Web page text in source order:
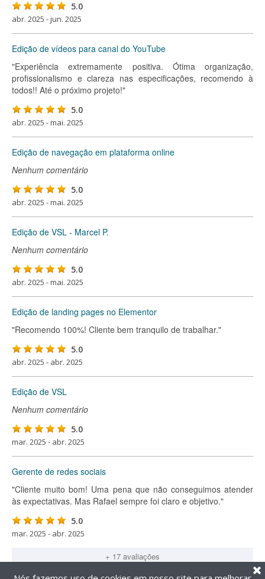
5.0
abr. 2025 - jun. 2025
Edição de vídeos para canal do YouTube
"Experiência extremamente positiva. Ótima organização,
profissionalismo e clareza nas especificações, recomendo à
todos!! Até o próximo projeto!"
5.0
abr. 2025 - mai. 2025
Edição de navegação em plataforma online
Nenhum comentário
5.0
abr. 2025 - mai. 2025
Edição de VSL - Marcel P.
Nenhum comentário
5.0
abr. 2025 - mai. 2025
Edição de landing pages no Elementor
"Recomendo 100%! Cliente bem tranquilo de trabalhar."
5.0
abr. 2025 - abr. 2025
Edição de VSL
Nenhum comentário
5.0
mar. 2025 - abr. 2025
Gerente de redes sociais
"Cliente muito bom! Uma pena que não conseguimos atender
às expectativas. Mas Rafael sempre foi claro e objetivo."
5.0
mar. 2025 - abr. 2025
+ 17 avaliações